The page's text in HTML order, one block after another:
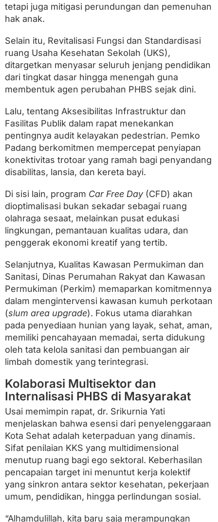
tetapi juga mitigasi perundungan dan pemenuhan
hak anak.
Selain itu, Revitalisasi Fungsi dan Standardisasi
ruang Usaha Kesehatan Sekolah (UKS),
ditargetkan menyasar seluruh jenjang pendidikan
dari tingkat dasar hingga menengah guna
membentuk agen perubahan PHBS sejak dini.
Lalu, tentang Aksesibilitas Infrastruktur dan
Fasilitas Publik dalam rapat menekankan
pentingnya audit kelayakan pedestrian. Pemko
Padang berkomitmen mempercepat penyiapan
konektivitas trotoar yang ramah bagi penyandang
disabilitas, lansia, dan kereta bayi.
Di sisi lain, program Car Free Day(CFD) akan
dioptimalisasi bukan sekadar sebagai ruang
olahraga sesaat, melainkan pusat edukasi
lingkungan, pemantauan kualitas udara, dan
penggerak ekonomi kreatif yang tertib.
Selanjutnya, Kualitas Kawasan Permukiman dan
Sanitasi, Dinas Perumahan Rakyat dan Kawasan
Permukiman (Perkim) memaparkan komitmennya
dalam mengintervensi kawasan kumuh perkotaan
(slum area upgrade). Fokus utama diarahkan
pada penyediaan hunian yang layak, sehat, aman,
memiliki pencahayaan memadai, serta didukung
oleh tata kelola sanitasi dan pembuangan air
limbah domestik yang terintegrasi.
Kolaborasi Multisektor dan
Internalisasi PHBS di Masyarakat
Usai memimpin rapat, dr. Srikurnia Yati
menjelaskan bahwa esensi dari penyelenggaraan
Kota Sehat adalah keterpaduan yang dinamis.
Sifat penilaian KKS yang multidimensional
menutup ruang bagi ego sektoral. Keberhasilan
pencapaian target ini menuntut kerja kolektif
yang sinkron antara sektor kesehatan, pekerjaan
umum, pendidikan, hingga perlindungan sosial.
“Alhamdulillah, kita baru saja merampungkan